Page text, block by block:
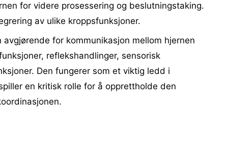
for videre prosessering og beslutningstaking.
av ulike kroppsfunksjoner.
for kommunikasjon mellom hjernen
reflekshandlinger, sensorisk
Den fungerer som et viktig ledd i
en kritisk rolle for å opprettholde den